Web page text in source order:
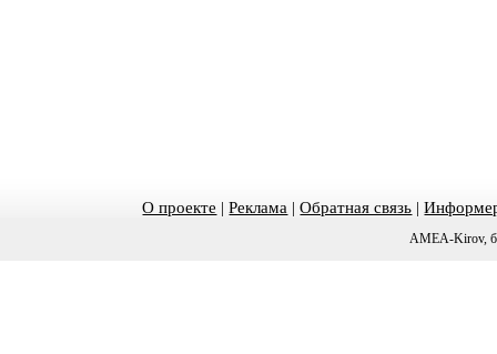
О проекте |Реклама |Обратная связь |
AMEA-Kirov,